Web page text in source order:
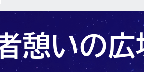
憩いの広